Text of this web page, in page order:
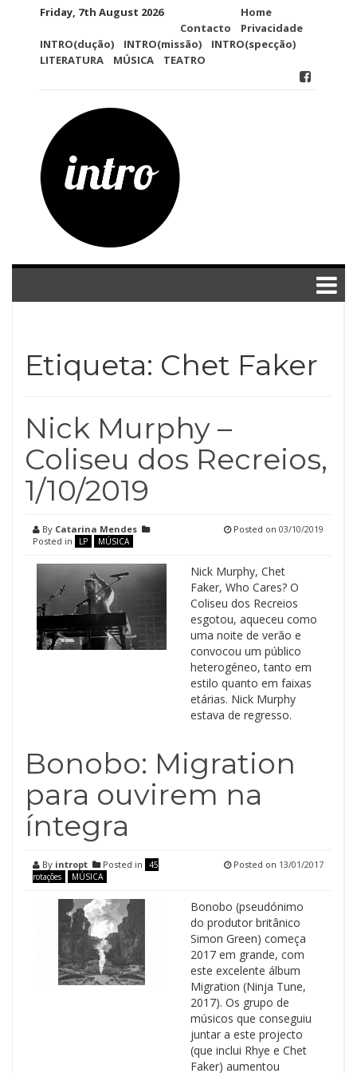
Friday, 7th August 2026
Contacto
Home
Privacidade
INTRO(dução)
INTRO(missão)
INTRO(specção)
LITERATURA
MÚSICA TEATRO
Etiqueta: Chet Faker
Nick Murphy –
Coliseu dos Recreios,
1/10/2019
By Catarina Mendes
Posted in
LP MÚSICA
Posted on 03/10/2019
Nick Murphy, Chet
Faker, Who Cares? O
Coliseu dos Recreios
esgotou, aqueceu como
uma noite de verão e
convocou um público
heterogéneo, tanto em
estilo quanto em faixas
etárias. Nick Murphy
estava de regresso.
Bonobo: Migration
para ouvirem na
íntegra
By intropt Posted in
45
rotações
MÚSICA
Posted on 13/01/2017
Bonobo (pseudónimo
do produtor britânico
Simon Green) começa
2017 em grande, com
este excelente álbum
Migration (Ninja Tune,
2017). Os grupo de
músicos que conseguiu
juntar a este projecto
(que inclui Rhye e Chet
Faker) aumentou